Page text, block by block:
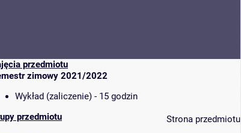
przedmiotu
zimowy 2021/2022
Wykład (zaliczenie) - 15 godzin
przedmiotu
Strona przedmiotu